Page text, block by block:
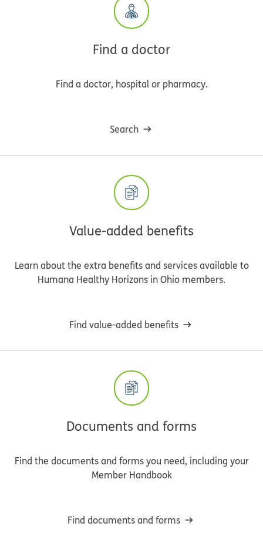
Find a doctor
Find a doctor, hospital or pharmacy.
Search
Value-added benefits
Learn about the extra benefits and services available to
Humana Healthy Horizons in Ohio members.
Find value-added benefits
Documents and forms
Find the documents and forms you need, including your
Member Handbook
Find documents and forms